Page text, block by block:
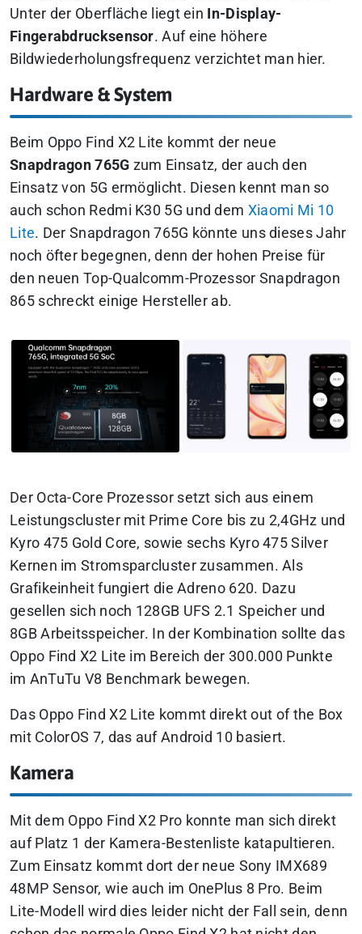
Unter der Oberfläche liegt ein In-Display-
Fingerabdrucksensor.Auf eine höhere
Bildwiederholungsfrequenz verzichtet man hier.
Hardware & System
Beim Oppo Find X2 Lite kommt der neue
Snapdragon 765G zum Einsatz, der auch den
Einsatz von 5G ermöglicht. Diesen kennt man so
auch schon Redmi K30 5G und dem Xiaomi Mi 10
Lite. Der Snapdragon 765G könnte uns dieses Jahr
noch öfter begegnen, denn der hohen Preise für
den neuen Top-Qualcomm-Prozessor Snapdragon
865 schreckt einige Hersteller ab.
Der Octa-Core Prozessor setzt sich aus einem
Leistungscluster mit Prime Core bis zu 2,4GHz und
Kyro 475 Gold Core, sowie sechs Kyro 475 Silver
Kernen im Stromsparcluster zusammen. Als
Grafikeinheit fungiert die Adreno 620. Dazu
gesellen sich noch 128GB UFS 2.1 Speicher und
8GB Arbeitsspeicher. In der Kombination sollte das
Oppo Find X2 Lite im Bereich der 300.000 Punkte
im AnTuTu V8 Benchmark bewegen.
Das Oppo Find X2 Lite kommt direkt out of the Box
mit ColorOS 7, das auf Android 10 basiert.
Kamera
Mit dem Oppo Find X2 Pro konnte man sich direkt
auf Platz 1 der Kamera-Bestenliste katapultieren.
Zum Einsatz kommt dort der neue Sony IMX689
48MP Sensor, wie auch im OnePlus 8 Pro. Beim
Lite-Modell wird dies leider nicht der Fall sein, denn